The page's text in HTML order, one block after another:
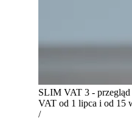
SLIM VAT 3 -
VAT od 1 lipca i od 15
/